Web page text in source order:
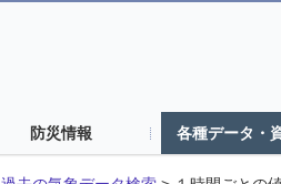
防災情報 各種データ・